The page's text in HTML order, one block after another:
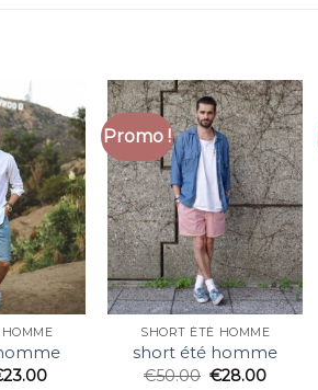
23.00
Promo !
SHORT ÉTÉ HOMME
short été homme
€50.00 €28.00